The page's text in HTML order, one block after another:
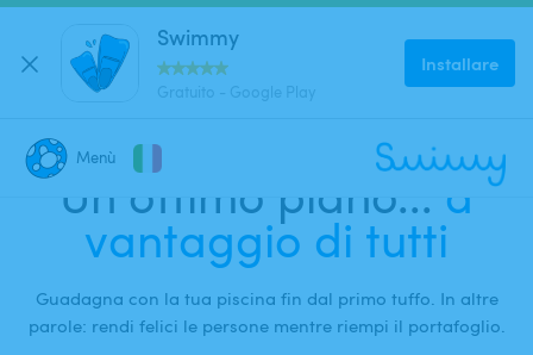
Swimmy
Installare
Menù
Dove stai cercando una piscina?
CHIUDI
Dove?
Un ottimo piano... a
vantaggio di tutti
Guadagna con la tua piscina fin dal primo tuffo. In altre
parole: rendi felici le persone mentre riempi il portafoglio.